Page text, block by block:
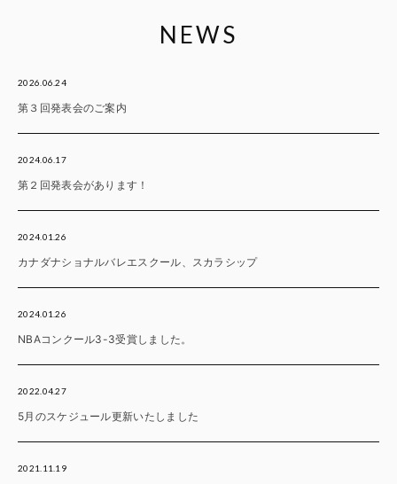
NEWS
2026.06.24
第３回発表会のご案内
2024.06.17
第２回発表会があります！
2024.01.26
カナダナショナルバレエスクール、スカラシップ
2024.01.26
NBAコンクール3-3受賞しました。
2022.04.27
5月のスケジュール更新いたしました
2021.11.19